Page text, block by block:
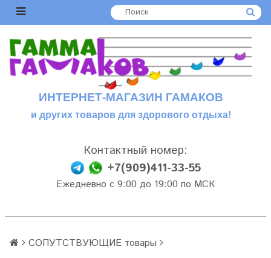
ИНТЕРНЕТ-МАГАЗИН ГАМАКОВ
и других товаров для здорового отдыха!
Контактный номер:
+7(909)411-33-55
Ежедневно с 9:00 до 19:00 по МСК
СОПУТСТВУЮЩИЕ товары